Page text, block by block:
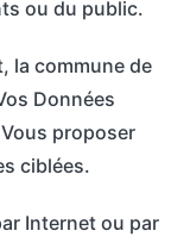
ou du public.
la commune de
Données
proposer
ciblées.
Internet ou par